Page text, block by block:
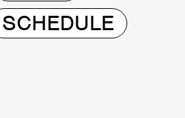
SCHEDULE